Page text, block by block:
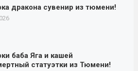
дракона сувенир из тюмени!
баба Яга и кашей
статуэтки из Тюмени!